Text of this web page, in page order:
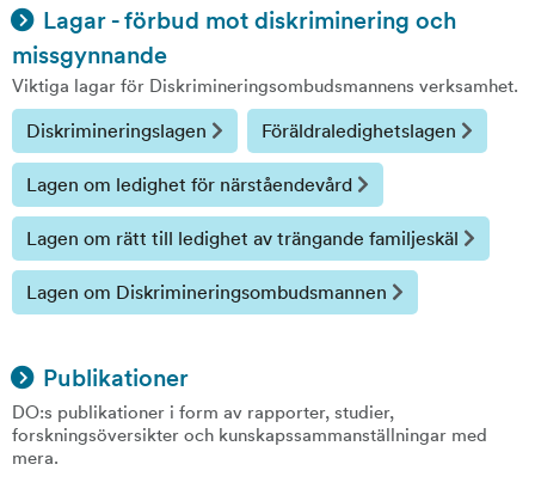
Lagar - förbud mot diskriminering och
missgynnande
Viktiga lagar för Diskrimineringsombudsmannens verksamhet.
Diskrimineringslagen
Föräldraledighetslagen
Lagen om ledighet för närståendevård
Lagen om rätt till ledighet av trängande familjeskäl
Lagen om Diskrimineringsombudsmannen
Publikationer
DO:s publikationer i form av rapporter, studier,
forskningsöversikter och kunskapssammanställningar med
mera.